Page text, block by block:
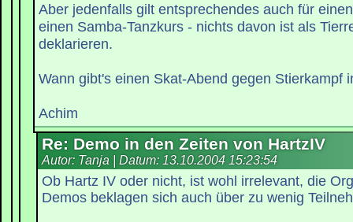
Aber jedenfalls gilt entsprechendes auch für
einen Samba-Tanzkurs - nichts davon ist als
deklarieren.
Wann gibt's einen Skat-Abend gegen Stierkampf
Achim
Re: Demo in den Zeiten von HartzIV
Autor: Tanja | Datum: 13.10.2004 15:23:54
Ob Hartz IV oder nicht, ist wohl irrelevant, die
Demos beklagen sich auch über zu wenig